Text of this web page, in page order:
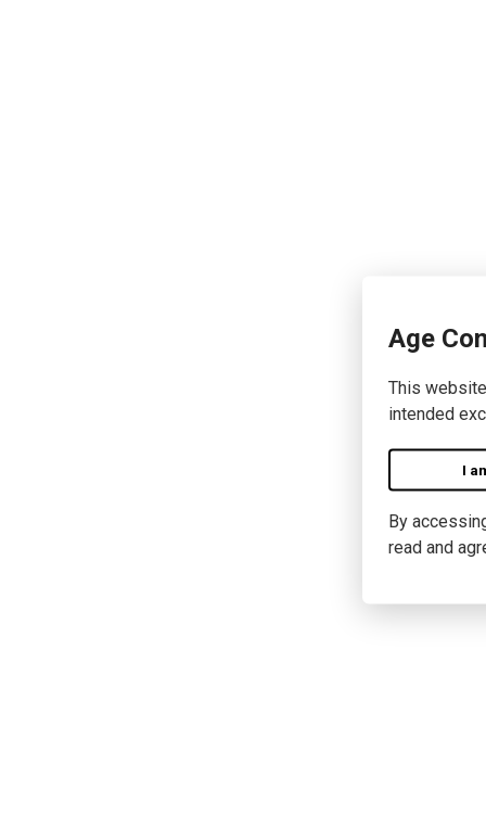
Age
This
intended
I
By
read and